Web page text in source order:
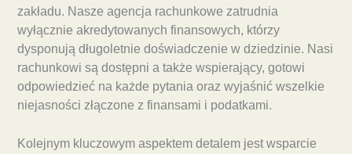
zakładu. Nasze agencja rachunkowe zatrudnia
wyłącznie akredytowanych finansowych, którzy
dysponują długoletnie doświadczenie w dziedzinie. Nasi
rachunkowi są dostępni a także wspierający, gotowi
odpowiedzieć na każde pytania oraz wyjaśnić wszelkie
niejasności złączone z finansami i podatkami.
Kolejnym kluczowym aspektem detalem jest wsparcie